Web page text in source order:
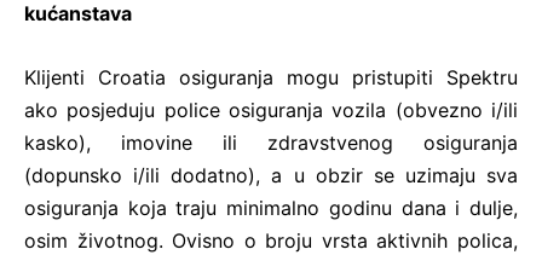
kućanstava
Klijenti Croatia osiguranja mogu pristupiti Spektru
ako posjeduju police osiguranja vozila (obvezno i/ili
kasko), imovine ili zdravstvenog osiguranja
(dopunsko i/ili dodatno), a u obzir se uzimaju sva
osiguranja koja traju minimalno godinu dana i dulje,
osim životnog. Ovisno o broju vrsta aktivnih polica,